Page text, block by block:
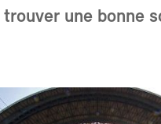
une bonne